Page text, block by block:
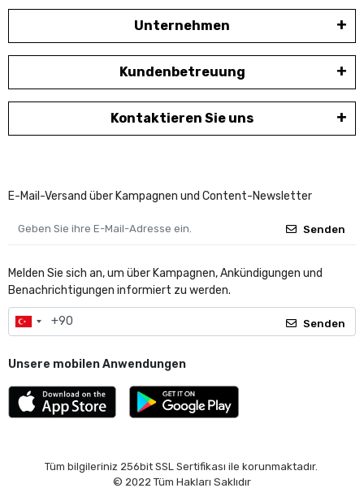
Unternehmen
Kundenbetreuung
Kontaktieren Sie uns
E-Mail-Versand über Kampagnen und Content-Newsletter
Senden
Melden Sie sich an, um über Kampagnen, Ankündigungen und
Benachrichtigungen informiert zu werden.
Senden
Unsere mobilen Anwendungen
Tüm bilgileriniz 256bit SSL Sertifikası ile korunmaktadır.
© 2022 Tüm Hakları Saklıdır